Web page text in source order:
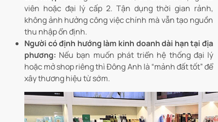
viên hoặc đại lý cấp 2. Tận dụng thời gian rảnh,
không ảnh hưởng công việc chính mà vẫn tạo nguồn
thu nhập ổn định.
Người có định hướng làm kinh doanh dài hạn tại địa
phương: Nếu bạn muốn phát triển hệ thống đại lý
hoặc mở shop riêng thì Đông Anh là “mảnh đất tốt” để
xây thương hiệu từ sớm.